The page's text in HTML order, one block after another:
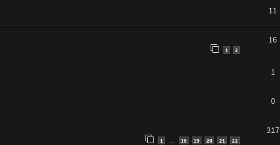
11
1 2
16
1
0
1 … 18 19 20 21 22
317